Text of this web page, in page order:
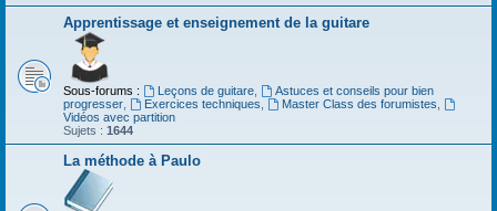
Apprentissage et enseignement de la guitare
Sous-forums : Leçons de guitare,
Astuces et conseils pour bien
progresser
Exercices techniques Master Class des forumistes
Vidéos avec partition
Sujets : 1644
La méthode à Paulo